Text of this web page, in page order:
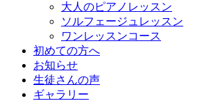
大人のピアノレッスン
ソルフェージュレッスン
ワンレッスンコース
初めての方へ
お知らせ
生徒さんの声
ギャラリー